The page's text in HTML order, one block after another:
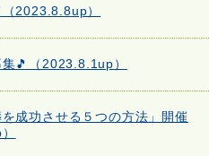
2023.8.8up）
🎵（2023.8.1up）
成功させる５つの方法」開催